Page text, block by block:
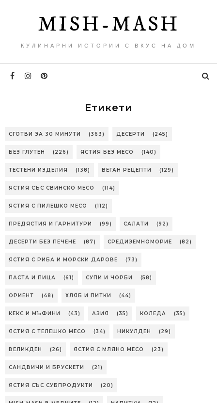
MISH-MASH
КУЛИНАРНИ ИСТОРИИ С ВКУС НА ДОМ
Етикети
СГОТВИ ЗА 30 МИНУТИ (363) ДЕСЕРТИ (245)
БЕЗ ГЛУТЕН (226) ЯСТИЯ БЕЗ МЕСО (140)
ТЕСТЕНИ ИЗДЕЛИЯ (138) ВЕГАН РЕЦЕПТИ (129)
ЯСТИЯ СЪС СВИНСКО МЕСО (114)
ЯСТИЯ С ПИЛЕШКО МЕСО (112)
ПРЕДЯСТИЯ И ГАРНИТУРИ (99) САЛАТИ (92)
ДЕСЕРТИ БЕЗ ПЕЧЕНЕ (87) СРЕДИЗЕМНОМОРИЕ (82)
ЯСТИЯ С РИБА И МОРСКИ ДАРОВЕ (73)
ПАСТА И ПИЦА (61) СУПИ И ЧОРБИ (58)
ОРИЕНТ (48) ХЛЯБ И ПИТКИ (44)
КЕКС И МЪФИНИ (43) АЗИЯ (35) КОЛЕДА (35)
ЯСТИЯ С ТЕЛЕШКО МЕСО (34) НИКУЛДЕН (29)
ВЕЛИКДЕН (26) ЯСТИЯ С МЛЯНО МЕСО (23)
САНДВИЧИ И БРУСКЕТИ (21)
ЯСТИЯ СЪС СУБПРОДУКТИ (20)